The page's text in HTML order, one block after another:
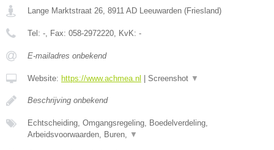
Lange Marktstraat 26, 8911 AD Leeuwarden (Friesland)
Tel: -, Fax: 058-2972220, KvK: -
E-mailadres onbekend
Website: https://www.achmea.nl Screenshot ▼
Beschrijving onbekend
Echtscheiding, Omgangsregeling, Boedelverdeling,
Arbeidsvoorwaarden, Buren, ▼